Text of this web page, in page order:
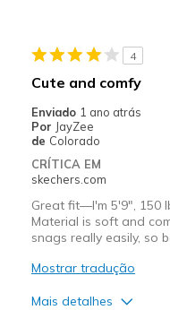
Going Out
Width
Sizing
4
Cute and comfy
Enviado 1 ano atrás
Por JayZee
de Colorado
CRÍTICA EM
skechers.com
Great fit—I'm 5'9", 150
Material is soft and
snags really easily, so
Mostrar tradução
Mais detalhes